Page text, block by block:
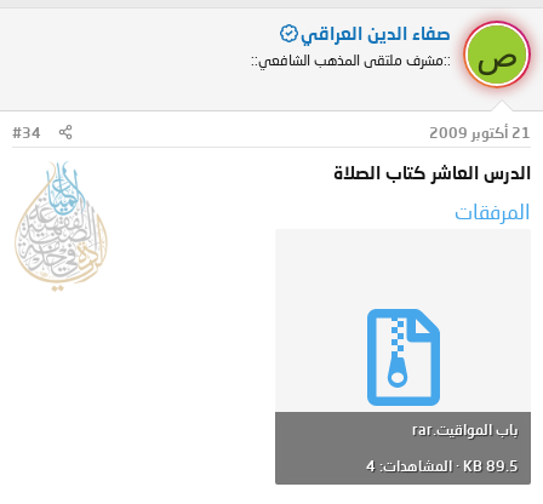
ص
صفاء الدين العراقي
::مشرف ملتقى المذهب الشافعي::
21 أكتوبر 2009 #34
الدرس العاشر كتاب الصلاة
المرفقات
باب المواقيت.rar
89.5 KB · المشاهدات: 4